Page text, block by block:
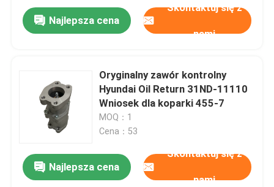
Najlepsza cena
Skontaktuj się z
nami
Oryginalny zawór kontrolny
Hyundai Oil Return 31ND-11110
Wniosek dla koparki 455-7
MOQ：1
Cena：53
Najlepsza cena
Skontaktuj się z
nami